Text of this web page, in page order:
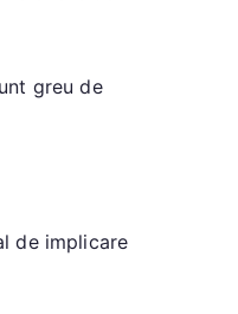
greu de
de implicare